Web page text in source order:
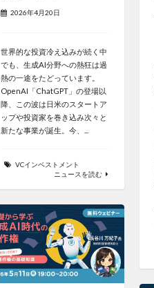
2026年4月20日
世界的な投資冷え込みが続く中
でも、生成AI分野への熱狂は過
熱の一途をたどっています。
OpenAI「ChatGPT」の登場以
降、この波は日米のスタートア
ップや投資家を巻き込み次々と
新たな事業が誕生。今、...
VCインベストメント
ニュースを読む